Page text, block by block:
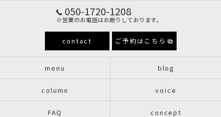
050-1720-1208
※営業のお電話はお断りしております。
contact ご予約はこちら
menu blog
column voice
FAQ concept